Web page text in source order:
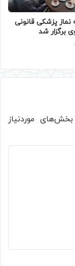
نماز پزشکی قانونی
برگزار شد
بخش‌های موردنیاز